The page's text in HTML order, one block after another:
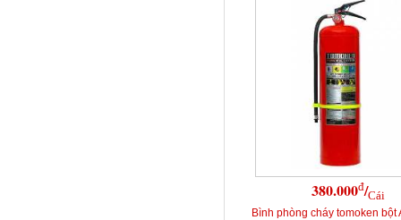
380.000đ/Cái
Bình phòng cháy tomoken bột